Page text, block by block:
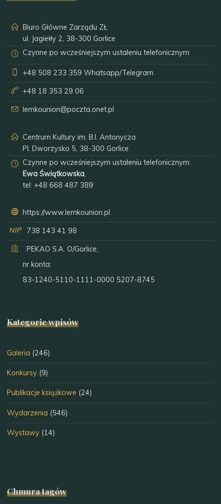
Biuro Główne Zarządu ZŁ
ul. Jagiełły 2, 38-300 Gorlice
Czynne po wcześniejszym ustaleniu telefonicznym
+48 508 233 359 Whatsapp/Telegram
+48 18 353 29 06
lemkounion@poczta.onet.pl
Centrum Kultury im. B.I. Antonycza
Pl. Dworzysko 5, 38-300 Gorlice
Czynne po wcześniejszym ustaleniu telefonicznym:
Ewa Świątkowska,
tel:+48 668 487 389
https://www.lemkounion.pl
NIP
738 143 41 98
PEKAO S.A. O/Gorlice,
nr konta:
83-1240-5110-1111-0000 5207-8745
Kategorie wpisów
Galeria (246)
Konkursy (9)
Publikacje książkowe (24)
Wydarzenia (546)
Wystawy (14)
Chmura tagów